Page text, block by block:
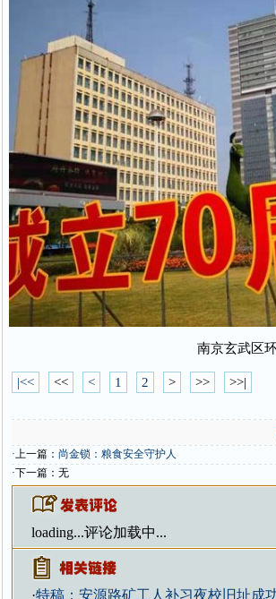
南京玄武区
|<< << < 1 2 > >> >>|
·上一篇： 尚金锁：粮食安全守护人
·下一篇：无
loading...评论加载中...
·特稿：安源路矿工人补习夜校旧址成